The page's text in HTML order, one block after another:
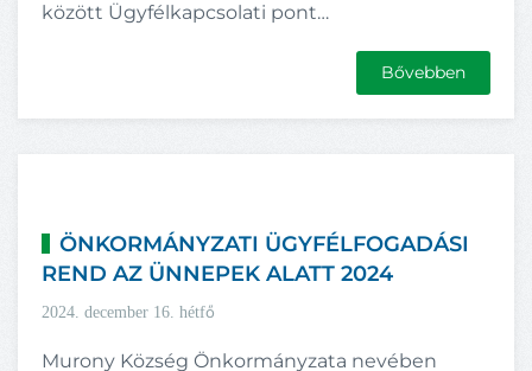
között Ügyfélkapcsolati pont…
Bővebben
ÖNKORMÁNYZATI ÜGYFÉLFOGADÁSI
REND AZ ÜNNEPEK ALATT 2024
2024. december 16. hétfő
Murony Község Önkormányzata nevében